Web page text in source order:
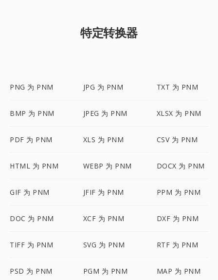
特定转换器
PNG 为 PNM JPG 为 PNM TXT 为 PNM
BMP 为 PNM JPEG 为 PNM XLSX 为 PNM
PDF 为 PNM XLS 为 PNM CSV 为 PNM
HTML 为 PNM WEBP 为 PNM DOCX 为 PNM
GIF 为 PNM JFIF 为 PNM PPM 为 PNM
DOC 为 PNM XCF 为 PNM DXF 为 PNM
TIFF 为 PNM SVG 为 PNM RTF 为 PNM
PSD 为 PNM PGM 为 PNM MAP 为 PNM